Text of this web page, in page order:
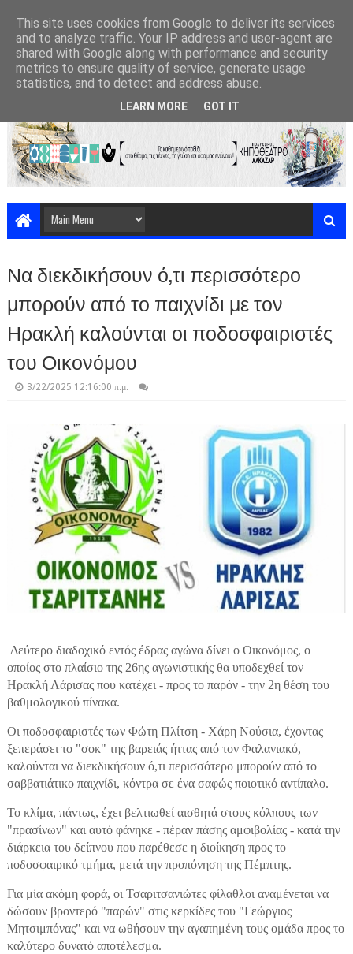
Να διεκδικήσουν ό,τι περισσότερο
μπορούν από το παιχνίδι με τον
Ηρακλή καλούνται οι ποδοσφαιριστές
του Οικονόμου
3/22/2025 12:16:00 π.μ.
Δεύτερο διαδοχικό εντός έδρας αγώνα δίνει ο Οικονόμος, ο
οποίος στο πλαίσιο της 26ης αγωνιστικής θα υποδεχθεί τον
Ηρακλή Λάρισας που κατέχει - προς το παρόν - την 2η θέση του
βαθμολογικού πίνακα.
Οι ποδοσφαιριστές των Φώτη Πλίτση - Χάρη Νούσια, έχοντας
ξεπεράσει το "σοκ" της βαρειάς ήττας από τον Φαλανιακό,
καλούνται να διεκδικήσουν ό,τι περισσότερο μπορούν από το
σαββατιάτικο παιχνίδι, κόντρα σε ένα σαφώς ποιοτικό αντίπαλο.
Το κλίμα, πάντως, έχει βελτιωθεί αισθητά στους κόλπους των
"πρασίνων" και αυτό φάνηκε - πέραν πάσης αμφιβολίας - κατά την
διάρκεια του δείπνου που παρέθεσε η διοίκηση προς το
ποδοσφαιρικό τμήμα, μετά την προπόνηση της Πέμπτης.
Για μία ακόμη φορά, οι Τσαριτσανιώτες φίλαθλοι αναμένεται να
δώσουν βροντερό "παρών" στις κερκίδες του "Γεώργιος
Μητσιμπόνας" και να ωθήσουν την αγαπημένη τους ομάδα προς το
καλύτερο δυνατό αποτέλεσμα.
This site uses cookies from Google to deliver its services
and to analyze traffic. Your IP address and user-agent are
shared with Google along with performance and security
metrics to ensure quality of service, generate usage
statistics, and to detect and address abuse.
LEARN MORE GOT IT